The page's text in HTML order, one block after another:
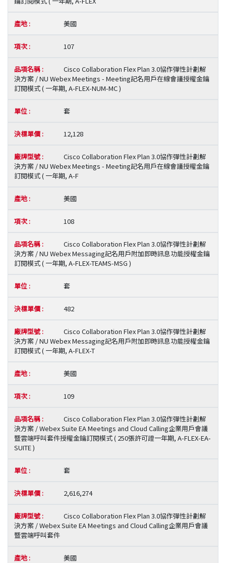
美國
107
Cisco Collaboration Flex Plan 3.0協作彈性計劃解
決方案 / NU Webex Meetings - Meeting記名用戶在線會議授權金鑰
訂閱模式 ( 一年期, A-FLEX-NUM-MC )
套
12,128
Cisco Collaboration Flex Plan 3.0協作彈性計劃解
決方案 / NU Webex Meetings - Meeting記名用戶在線會議授權金鑰
訂閱模式 ( 一年期, A-F
美國
108
Cisco Collaboration Flex Plan 3.0協作彈性計劃解
決方案 / NU Webex Messaging記名用戶附加即時訊息功能授權金鑰
訂閱模式 ( 一年期, A-FLEX-TEAMS-MSG )
套
482
Cisco Collaboration Flex Plan 3.0協作彈性計劃解
決方案 / NU Webex Messaging記名用戶附加即時訊息功能授權金鑰
訂閱模式 ( 一年期, A-FLEX-T
美國
109
Cisco Collaboration Flex Plan 3.0協作彈性計劃解
決方案 / Webex Suite EA Meetings and Cloud Calling企業用戶會議
暨雲端呼叫套件授權金鑰訂閱模式 ( 250張許可證一年期, A-FLEX-EA-
SUITE )
套
2,616,274
Cisco Collaboration Flex Plan 3.0協作彈性計劃解
決方案 / Webex Suite EA Meetings and Cloud Calling企業用戶會議
暨雲端呼叫套件
美國